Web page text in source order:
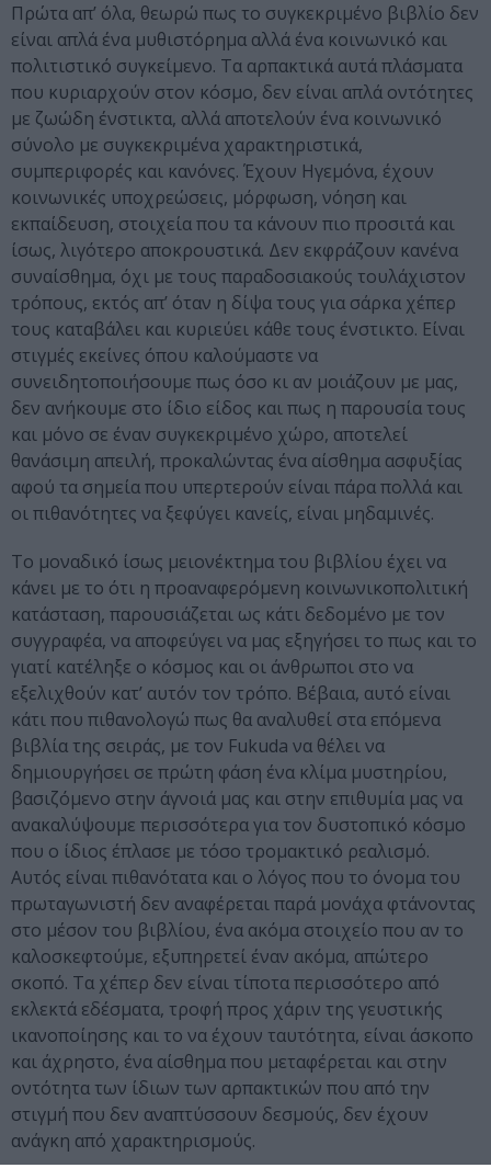
Πρώτα απ’ όλα, θεωρώ πως το συγκεκριμένο βιβλίο δεν
είναι απλά ένα μυθιστόρημα αλλά ένα κοινωνικό και
πολιτιστικό συγκείμενο. Τα αρπακτικά αυτά πλάσματα
που κυριαρχούν στον κόσμο, δεν είναι απλά οντότητες
με ζωώδη ένστικτα, αλλά αποτελούν ένα κοινωνικό
σύνολο με συγκεκριμένα χαρακτηριστικά,
συμπεριφορές και κανόνες. Έχουν Ηγεμόνα, έχουν
κοινωνικές υποχρεώσεις, μόρφωση, νόηση και
εκπαίδευση, στοιχεία που τα κάνουν πιο προσιτά και
ίσως, λιγότερο αποκρουστικά. Δεν εκφράζουν κανένα
συναίσθημα, όχι με τους παραδοσιακούς τουλάχιστον
τρόπους, εκτός απ’ όταν η δίψα τους για σάρκα χέπερ
τους καταβάλει και κυριεύει κάθε τους ένστικτο. Είναι
στιγμές εκείνες όπου καλούμαστε να
συνειδητοποιήσουμε πως όσο κι αν μοιάζουν με μας,
δεν ανήκουμε στο ίδιο είδος και πως η παρουσία τους
και μόνο σε έναν συγκεκριμένο χώρο, αποτελεί
θανάσιμη απειλή, προκαλώντας ένα αίσθημα ασφυξίας
αφού τα σημεία που υπερτερούν είναι πάρα πολλά και
οι πιθανότητες να ξεφύγει κανείς, είναι μηδαμινές.
Το μοναδικό ίσως μειονέκτημα του βιβλίου έχει να
κάνει με το ότι η προαναφερόμενη κοινωνικοπολιτική
κατάσταση, παρουσιάζεται ως κάτι δεδομένο με τον
συγγραφέα, να αποφεύγει να μας εξηγήσει το πως και το
γιατί κατέληξε ο κόσμος και οι άνθρωποι στο να
εξελιχθούν κατ’ αυτόν τον τρόπο. Βέβαια, αυτό είναι
κάτι που πιθανολογώ πως θα αναλυθεί στα επόμενα
βιβλία της σειράς, με τον Fukuda να θέλει να
δημιουργήσει σε πρώτη φάση ένα κλίμα μυστηρίου,
βασιζόμενο στην άγνοιά μας και στην επιθυμία μας να
ανακαλύψουμε περισσότερα για τον δυστοπικό κόσμο
που ο ίδιος έπλασε με τόσο τρομακτικό ρεαλισμό.
Αυτός είναι πιθανότατα και ο λόγος που το όνομα του
πρωταγωνιστή δεν αναφέρεται παρά μονάχα φτάνοντας
στο μέσον του βιβλίου, ένα ακόμα στοιχείο που αν το
καλοσκεφτούμε, εξυπηρετεί έναν ακόμα, απώτερο
σκοπό. Τα χέπερ δεν είναι τίποτα περισσότερο από
εκλεκτά εδέσματα, τροφή προς χάριν της γευστικής
ικανοποίησης και το να έχουν ταυτότητα, είναι άσκοπο
και άχρηστο, ένα αίσθημα που μεταφέρεται και στην
οντότητα των ίδιων των αρπακτικών που από την
στιγμή που δεν αναπτύσσουν δεσμούς, δεν έχουν
ανάγκη από χαρακτηρισμούς.